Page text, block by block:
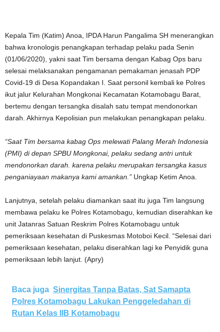
Kepala Tim (Katim) Anoa, IPDA Harun Pangalima SH menerangkan
bahwa kronologis penangkapan terhadap pelaku pada Senin
(01/06/2020), yakni saat Tim bersama dengan Kabag Ops baru
selesai melaksanakan pengamanan pemakaman jenasah PDP
Covid-19 di Desa Kopandakan I. Saat personil kembali ke Polres
ikut jalur Kelurahan Mongkonai Kecamatan Kotamobagu Barat,
bertemu dengan tersangka disalah satu tempat mendonorkan
darah. Akhirnya Kepolisian pun melakukan penangkapan pelaku.
“Saat Tim bersama kabag Ops melewati Palang Merah Indonesia
(PMI) di depan SPBU Mongkonai, pelaku sedang antri untuk
mendonorkan darah. karena pelaku merupakan tersangka kasus
penganiayaan makanya kami amankan.” Ungkap Ketim Anoa.
Lanjutnya, setelah pelaku diamankan saat itu juga Tim langsung
membawa pelaku ke Polres Kotamobagu, kemudian diserahkan ke
unit Jatanras Satuan Reskrim Polres Kotamobagu untuk
pemeriksaan kesehatan di Puskesmas Motoboi Kecil. “Selesai dari
pemeriksaan kesehatan, pelaku diserahkan lagi ke Penyidik guna
pemeriksaan lebih lanjut. (Apry)
Baca juga Sinergitas Tanpa Batas, Sat Samapta
Polres Kotamobagu Lakukan Penggeledahan di
Rutan Kelas IIB Kotamobagu